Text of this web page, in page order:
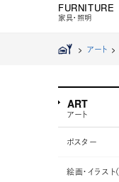
FURNITURE
家具・照明
> アート>
ART
アート
ポスター
絵画・イラスト